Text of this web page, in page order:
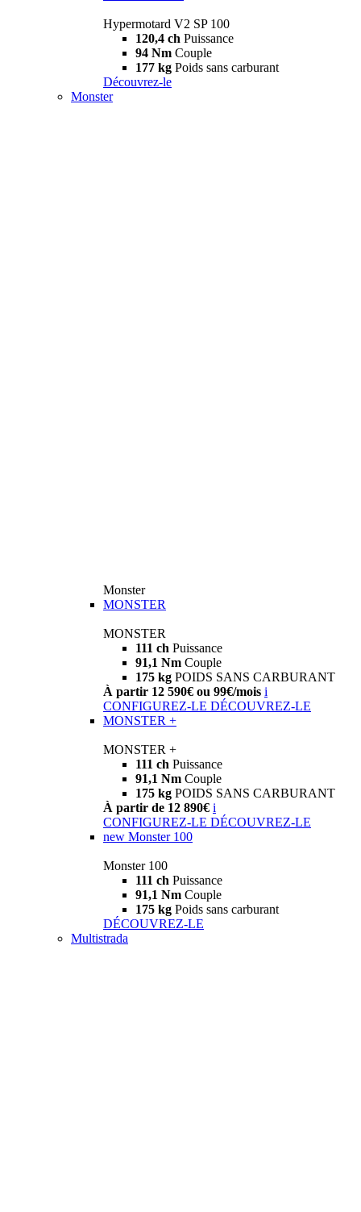
Hypermotard V2 SP 100
120,4 ch Puissance
94 Nm Couple
177 kg Poids sans carburant
Découvrez-le
Monster
Monster
MONSTER
MONSTER
111 ch Puissance
91,1 Nm Couple
175 kg POIDS SANS CARBURANT
À partir 12 590€ ou 99€/mois i
CONFIGUREZ-LE DÉCOUVREZ-LE
MONSTER +
MONSTER +
111 ch Puissance
91,1 Nm Couple
175 kg POIDS SANS CARBURANT
À partir de 12 890€ i
CONFIGUREZ-LE DÉCOUVREZ-LE
new Monster 100
Monster 100
111 ch Puissance
91,1 Nm Couple
175 kg Poids sans carburant
DÉCOUVREZ-LE
Multistrada